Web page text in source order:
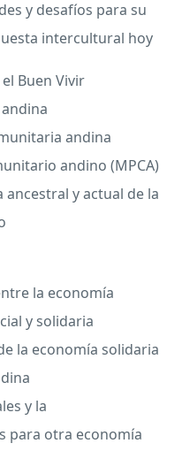
y desafíos para su
intercultural hoy
Buen Vivir
andina
andino (MPCA)
y actual de la
la economía
y solidaria
la economía solidaria
y la
para otra economía